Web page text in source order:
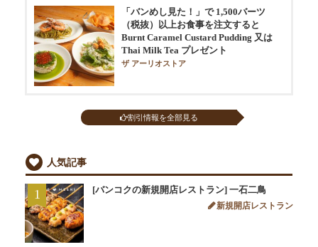
「バンめし見た！」で 1,500バーツ
（税抜）以上お食事を注文すると
Burnt Caramel Custard Pudding 又は
Thai Milk Tea プレゼント
ザ アーリオストア
割引情報を全部見る
人気記事
1 [バンコクの新規開店レストラン] 一石二鳥
新規開店レストラン